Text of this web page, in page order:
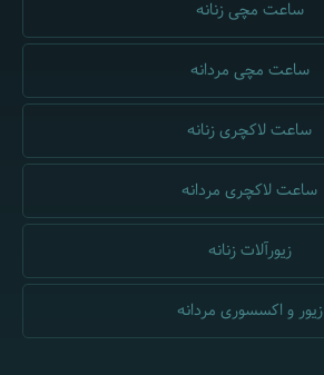
ساعت مچی زنانه
ساعت مچی مردانه
ساعت لاکچری زنانه
ساعت لاکچری مردانه
زیورآلات زنانه
زیور و اکسسوری مردانه